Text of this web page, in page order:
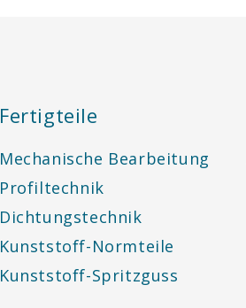
Fertigteile
Mechanische Bearbeitung
Profiltechnik
Dichtungstechnik
Kunststoff-Normteile
Kunststoff-Spritzguss